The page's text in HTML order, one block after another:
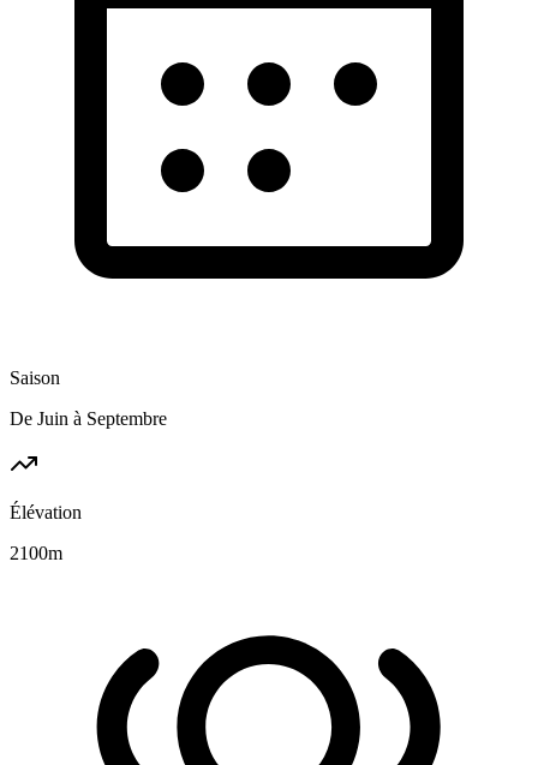
Saison
De Juin à Septembre
Élévation
2100m